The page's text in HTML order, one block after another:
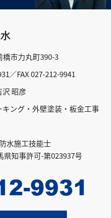
市力丸町390-3
／FAX 027-212-9941
昭彦
ング・外壁塗装・ 板金工事
水施工技能士
県知事許可-第023937号
9931